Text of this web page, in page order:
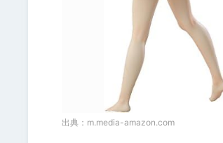
出典： m.media-amazon.com